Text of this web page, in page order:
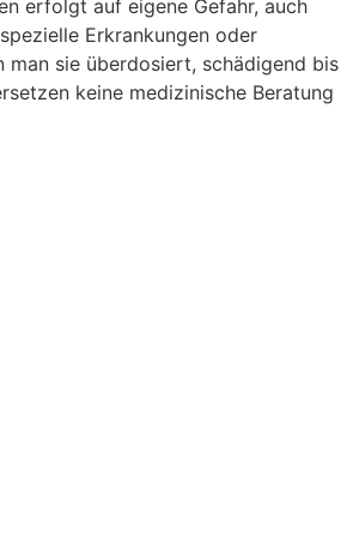
erfolgt auf eigene Gefahr, auch
Erkrankungen oder
man sie überdosiert, schädigend bis
keine medizinische Beratung